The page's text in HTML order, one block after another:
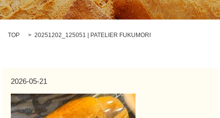
TOP 20251202_125051 | PATELIER FUKUMORI
2026-05-21